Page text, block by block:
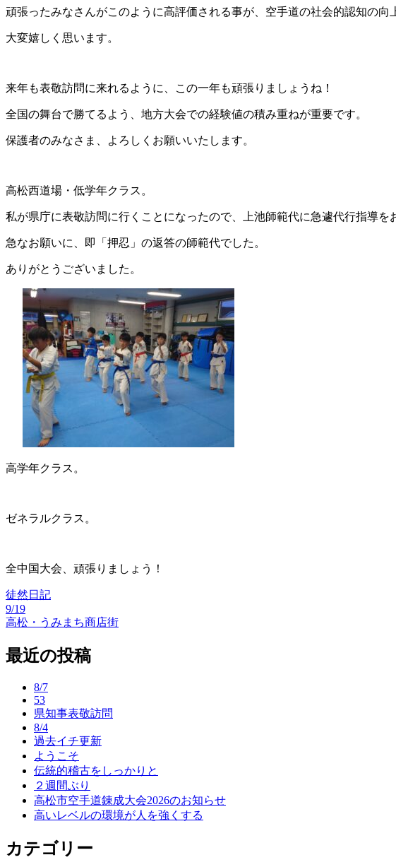
頑張ったみなさんがこのように高評価される事が、空手道の社会的認知の向
大変嬉しく思います。
来年も表敬訪問に来れるように、この一年も頑張りましょうね！
全国の舞台で勝てるよう、地方大会での経験値の積み重ねが重要です。
保護者のみなさま、よろしくお願いいたします。
高松西道場・低学年クラス。
私が県庁に表敬訪問に行くことになったので、上池師範代に急遽代行指導を
急なお願いに、即「押忍」の返答の師範代でした。
ありがとうございました。
高学年クラス。
ゼネラルクラス。
全中国大会、頑張りましょう！
徒然日記
投
ナ
9/19
高松・うみまち商店街
最近の投稿
8/7
53
県知事表敬訪問
8/4
過去イチ更新
ようこそ
伝統的稽古をしっかりと
２週間ぶり
高松市空手道錬成大会2026のお知らせ
高いレベルの環境が人を強くする
カテゴリー